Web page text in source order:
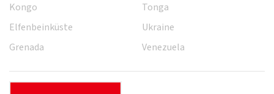
Kongo
Elfenbeinküste
Grenada
Tonga
Ukraine
Venezuela